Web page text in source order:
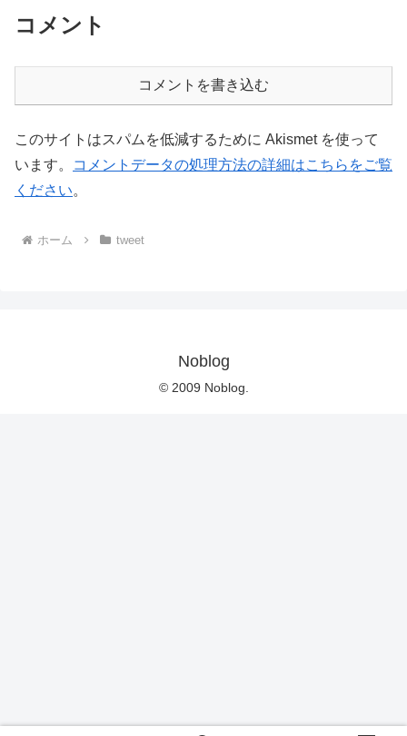
コメント
コメントを書き込む
このサイトはスパムを低減するために Akismet を使って
います。
コメントデータの処理方法の詳細はこちらをご覧
ください。
ホーム tweet
Noblog
© 2009 Noblog.